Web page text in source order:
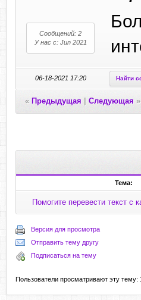
Сообщений: 2
У нас с: Jun 2021
06-18-2021 17:20 Найти
« Предыдущая Следующая »
Тема:
Помогите перевести текст с
Версия для просмотра
Отправить тему другу
Подписаться на тему
Пользователи просматривают эту тему: